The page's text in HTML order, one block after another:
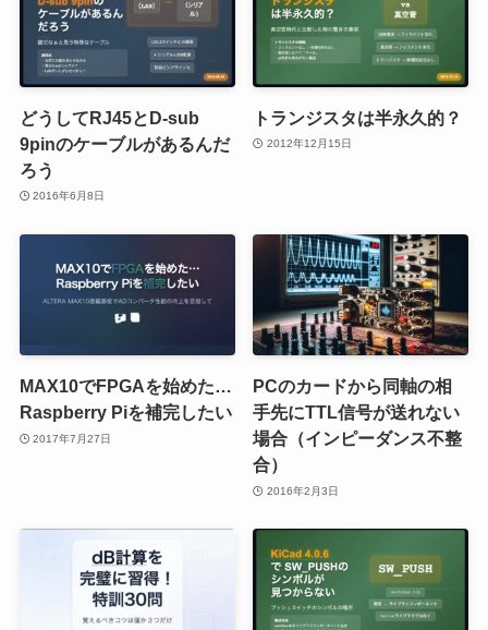
どうしてRJ45とD-sub
9pinのケーブルがあるんだ
ろう
2016年6月8日
トランジスタは半永久的？
2012年12月15日
MAX10でFPGAを始めた…
Raspberry Piを補完したい
2017年7月27日
PCのカードから同軸の相
手先にTTL信号が送れない
場合（インピーダンス不整
合）
2016年2月3日